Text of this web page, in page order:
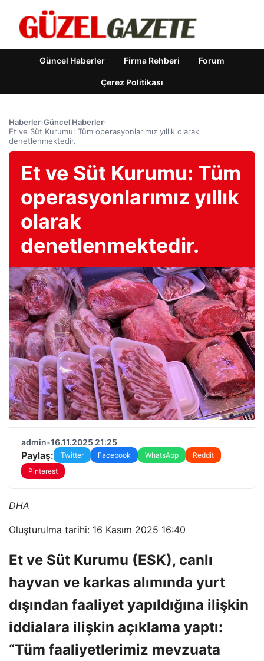
Güncel Haberler Firma Rehberi Forum
Çerez Politikası
Haberler›Güncel Haberler›
Et ve Süt Kurumu: Tüm operasyonlarımız yıllık olarak
denetlenmektedir.
Et ve Süt Kurumu: Tüm
operasyonlarımız yıllık
olarak
denetlenmektedir.
admin•16.11.2025 21:25
Paylaş: Twitter Facebook WhatsApp
Reddit
Pinterest
DHA
Oluşturulma tarihi: 16 Kasım 2025 16:40
Et ve Süt Kurumu (ESK), canlı
hayvan ve karkas alımında yurt
dışından faaliyet yapıldığına ilişkin
iddialara ilişkin açıklama yaptı:
“Tüm faaliyetlerimiz mevzuata